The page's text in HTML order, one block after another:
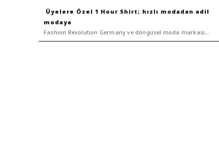
1 Hour Shirt; hızlı modadan adil
modaya
Fashion Revolution Germany ve döngüsel moda markası...